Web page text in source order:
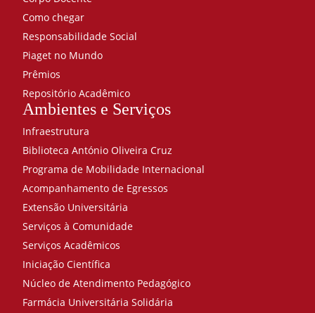
Como chegar
Responsabilidade Social
Piaget no Mundo
Prêmios
Repositório Acadêmico
Ambientes e Serviços
Infraestrutura
Biblioteca António Oliveira Cruz
Programa de Mobilidade Internacional
Acompanhamento de Egressos
Extensão Universitária
Serviços à Comunidade
Serviços Acadêmicos
Iniciação Científica
Núcleo de Atendimento Pedagógico
Farmácia Universitária Solidária